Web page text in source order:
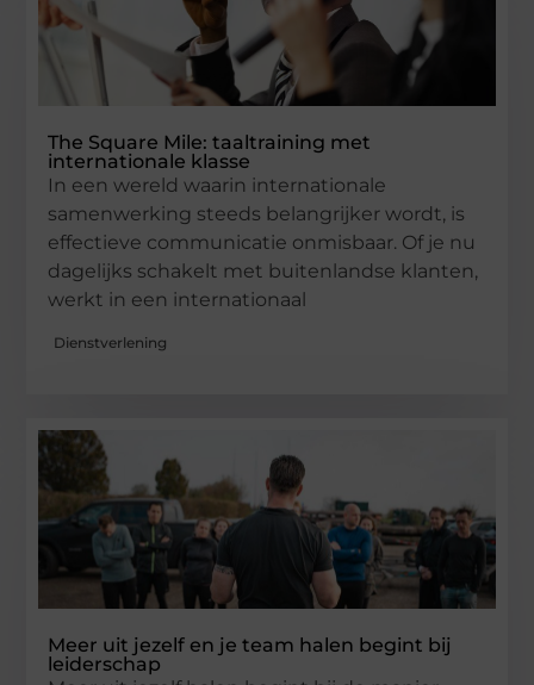
The Square Mile: taaltraining met
internationale klasse
In een wereld waarin internationale
samenwerking steeds belangrijker wordt, is
effectieve communicatie onmisbaar. Of je nu
dagelijks schakelt met buitenlandse klanten,
werkt in een internationaal
Dienstverlening
Meer uit jezelf en je team halen begint bij
leiderschap